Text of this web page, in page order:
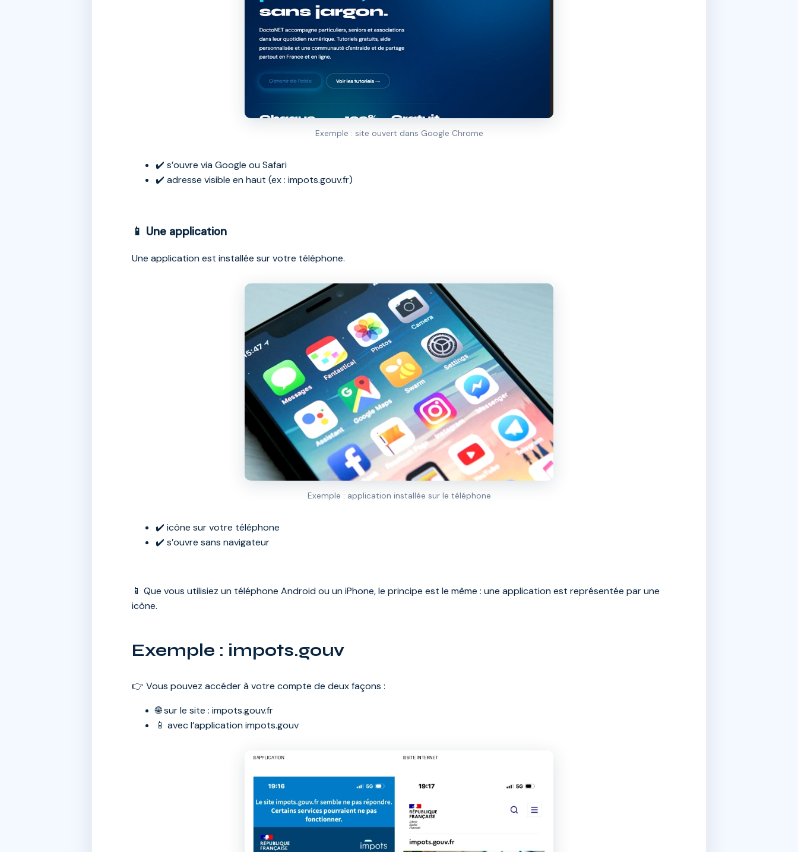
Exemple : site ouvert dans Google Chrome
✔️ s’ouvre via Google ou Safari
✔️ adresse visible en haut (ex : impots.gouv.fr)
📱 Une application
Une application est installée sur votre téléphone.
Exemple : application installée sur le téléphone
✔️ icône sur votre téléphone
✔️ s’ouvre sans navigateur
📱 Que vous utilisiez un téléphone Android ou un iPhone, le principe est le même : une application est représentée par une
icône.
Exemple : impots.gouv
👉 Vous pouvez accéder à votre compte de deux façons :
🌐 sur le site : impots.gouv.fr
📱 avec l’application impots.gouv